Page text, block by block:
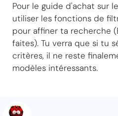
Pour le guide d'achat sur
utiliser les fonctions de
pour affiner ta recherche
faites). Tu verra que si tu
critères, il ne reste
modèles intéressants.